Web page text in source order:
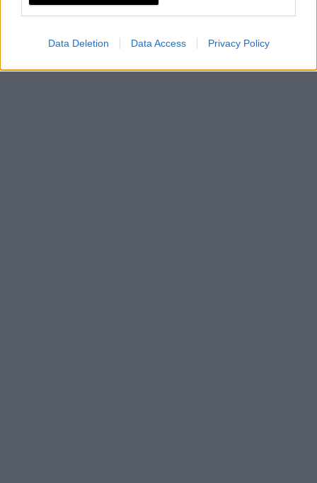
Data Deletion Data Access Privacy Policy